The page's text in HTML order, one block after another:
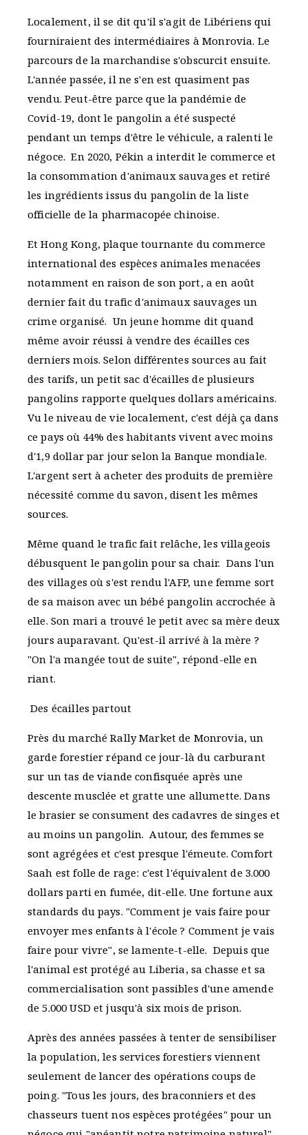
Localement, il se dit qu'il s'agit de Libériens qui
fourniraient des intermédiaires à Monrovia. Le
parcours de la marchandise s'obscurcit ensuite.
L'année passée, il ne s'en est quasiment pas
vendu. Peut-être parce que la pandémie de
Covid-19, dont le pangolin a été suspecté
pendant un temps d'être le véhicule, a ralenti le
négoce. En 2020, Pékin a interdit le commerce et
la consommation d'animaux sauvages et retiré
les ingrédients issus du pangolin de la liste
officielle de la pharmacopée chinoise.
Et Hong Kong, plaque tournante du commerce
international des espèces animales menacées
notamment en raison de son port, a en août
dernier fait du trafic d'animaux sauvages un
crime organisé. Un jeune homme dit quand
même avoir réussi à vendre des écailles ces
derniers mois. Selon différentes sources au fait
des tarifs, un petit sac d'écailles de plusieurs
pangolins rapporte quelques dollars américains.
Vu le niveau de vie localement, c'est déjà ça dans
ce pays où 44% des habitants vivent avec moins
d'1,9 dollar par jour selon la Banque mondiale.
L'argent sert à acheter des produits de première
nécessité comme du savon, disent les mêmes
sources.
Même quand le trafic fait relâche, les villageois
débusquent le pangolin pour sa chair. Dans l'un
des villages où s'est rendu l'AFP, une femme sort
de sa maison avec un bébé pangolin accrochée à
elle. Son mari a trouvé le petit avec sa mère deux
jours auparavant. Qu'est-il arrivé à la mère ?
"On l'a mangée tout de suite", répond-elle en
riant.
Des écailles partout
Près du marché Rally Market de Monrovia, un
garde forestier répand ce jour-là du carburant
sur un tas de viande confisquée après une
descente musclée et gratte une allumette. Dans
le brasier se consument des cadavres de singes et
au moins un pangolin. Autour, des femmes se
sont agrégées et c'est presque l'émeute. Comfort
Saah est folle de rage: c'est l'équivalent de 3.000
dollars parti en fumée, dit-elle. Une fortune aux
standards du pays. "Comment je vais faire pour
envoyer mes enfants à l'école ? Comment je vais
faire pour vivre", se lamente-t-elle. Depuis que
l'animal est protégé au Liberia, sa chasse et sa
commercialisation sont passibles d'une amende
de 5.000 USD et jusqu'à six mois de prison.
Après des années passées à tenter de sensibiliser
la population, les services forestiers viennent
seulement de lancer des opérations coups de
poing. "Tous les jours, des braconniers et des
chasseurs tuent nos espèces protégées" pour un